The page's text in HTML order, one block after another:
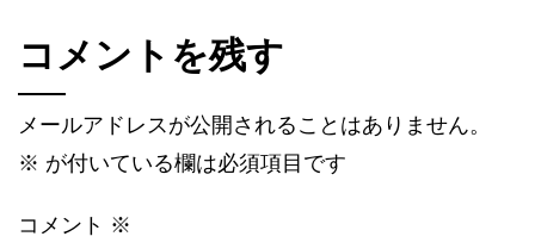
コメントを残す
メールアドレスが公開されることはありません。
※ が付いている欄は必須項目です
コメント ※